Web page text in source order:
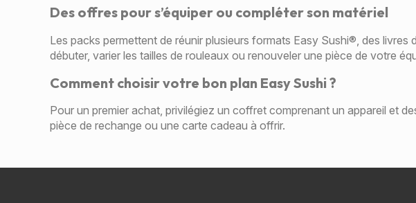
Des offres pour s’équiper ou compléter son matériel
Les packs permettent de réunir plusieurs formats Easy Sushi®, des
débuter, varier les tailles de rouleaux ou renouveler une pièce de votre
Comment choisir votre bon plan Easy Sushi ?
Pour un premier achat, privilégiez un coffret comprenant un appareil et
pièce de rechange ou une carte cadeau à offrir.